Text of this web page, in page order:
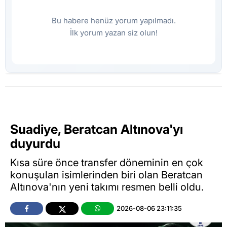
Bu habere henüz yorum yapılmadı.
İlk yorum yazan siz olun!
Suadiye, Beratcan Altınova'yı
duyurdu
Kısa süre önce transfer döneminin en çok
konuşulan isimlerinden biri olan Beratcan
Altınova'nın yeni takımı resmen belli oldu.
2026-08-06 23:11:35